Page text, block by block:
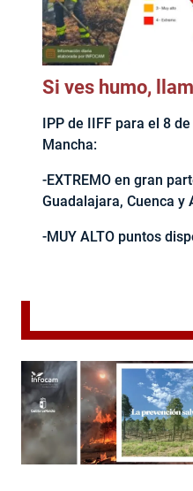
Si ves humo,
IPP de IIFF para el 8
Mancha:
-EXTREMO en gran
Guadalajara, Cuenca y
-MUY ALTO puntos